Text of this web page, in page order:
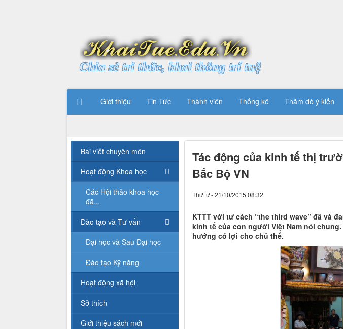
Chia sẻ tri thức, khai thông trí tuệ
Giới thiệu Tin Tức Thành viên Thống kê Thăm dò ý kiến
Tác động của kinh tế thị
Bắc Bộ VN
Thứ tư - 21/10/2015 08:32
KTTT với tư cách “the third wave” đã và
kinh tế của con người Việt Nam nói
hướng có lợi cho chủ thể.
Bài viết chuyên môn
Hoạt động Khoa học
Các Hội thảo khoa học
đã...
Đào tạo và Tư vấn
Đại học và Sau Đại học
Đào tạo Kỹ năng
Hoạt động xã hội
Sở thích
Giới thiệu sách mới